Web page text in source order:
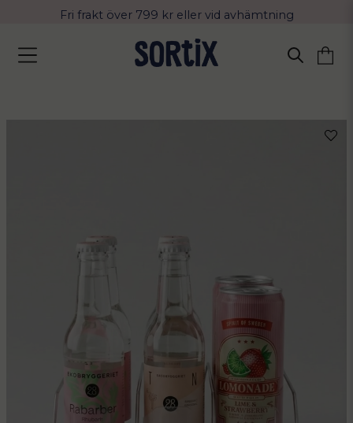
Fri frakt över 799 kr eller vid avhämtning
Leverans 2-4 arbetsdagar med Postnord